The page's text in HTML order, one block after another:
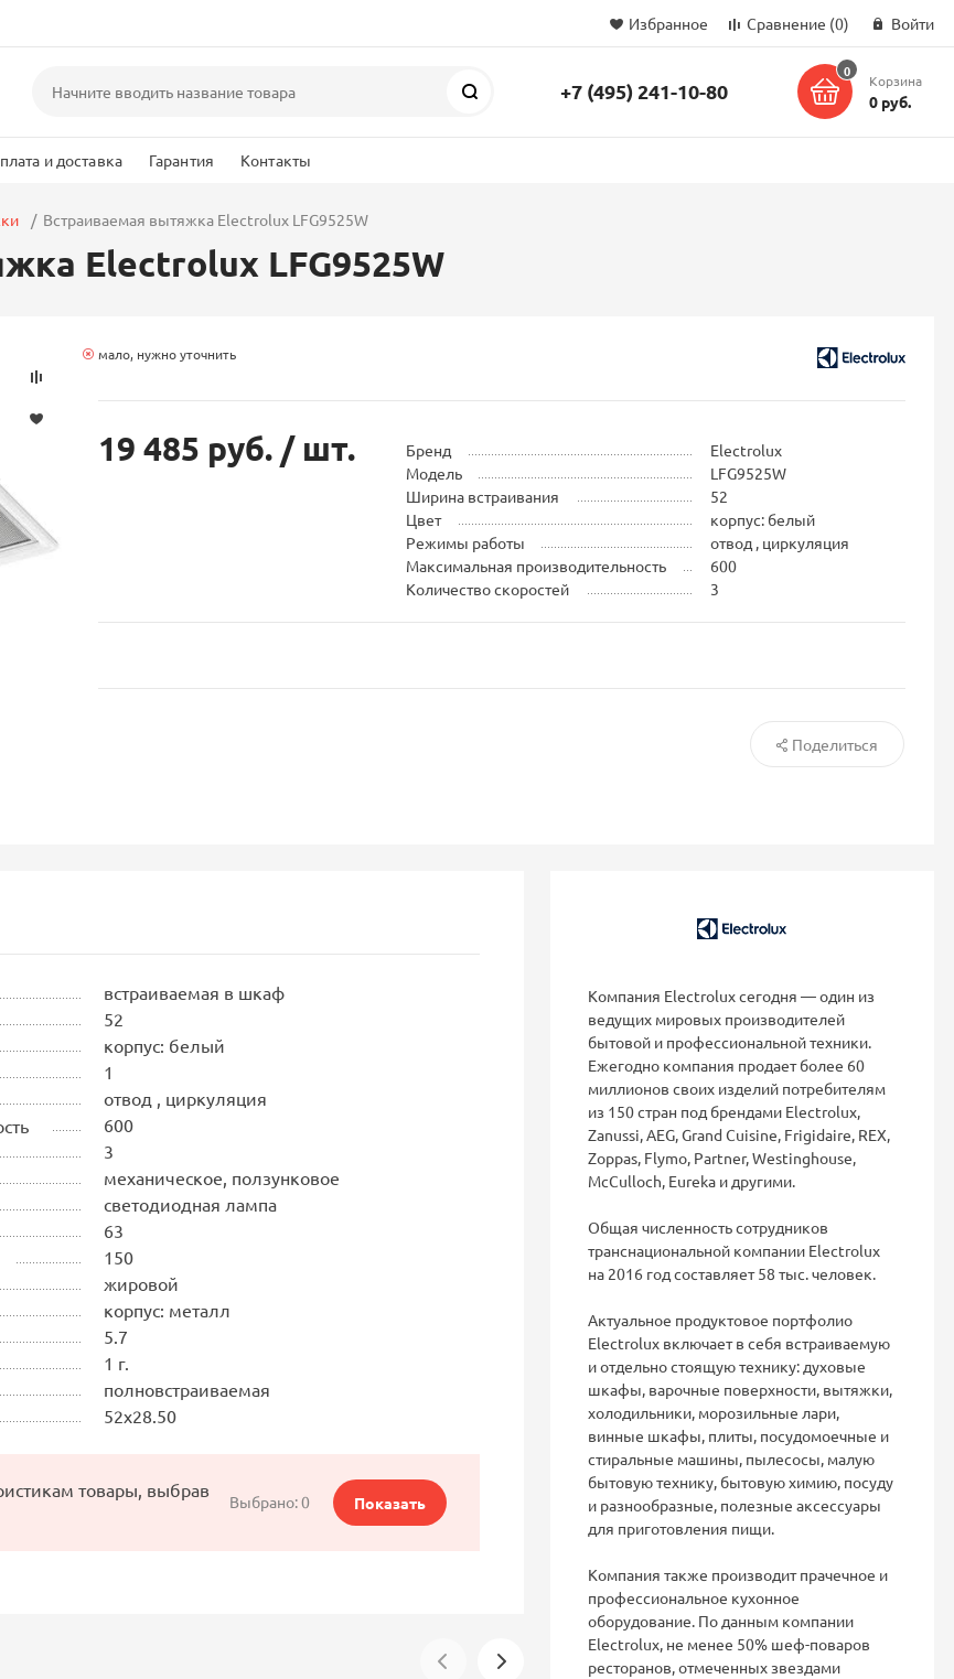
Избранное Сравнение (0) Войти
Поиск +7 (495) 241-10-80
0
Корзина
0 руб.
и доставка Гарантия Контакты
Встраиваемая вытяжка Electrolux LFG9525W
Electrolux LFG9525W
мало, нужно уточнить
19 485 руб. / шт. Бренд
Electrolux
Модель
LFG9525W
Ширина встраивания
52
Цвет
корпус: белый
Режимы работы
отвод , циркуляция
Максимальная производительность
600
Количество скоростей
3
Поделиться
встраиваемая в шкаф
52
корпус: белый
1
отвод , циркуляция
600
3
механическое, ползунковое
светодиодная лампа
63
150
жировой
корпус: металл
5.7
1 г.
полновстраиваемая
52х28.50
товары, выбрав
Выбрано:0 Показать
Компания Electrolux сегодня — один из
ведущих мировых производителей
бытовой и профессиональной техники.
Ежегодно компания продает более 60
миллионов своих изделий потребителям
из 150 стран под брендами Electrolux,
Zanussi, AEG, Grand Cuisine, Frigidaire, REX,
Zoppas, Flymo, Partner, Westinghouse,
McCulloch, Eureka и другими.
Общая численность сотрудников
транснациональной компании Electrolux
на 2016 год составляет 58 тыс. человек.
Актуальное продуктовое портфолио
Electrolux включает в себя встраиваемую
и отдельно стоящую технику: духовые
шкафы, варочные поверхности, вытяжки,
холодильники, морозильные лари,
винные шкафы, плиты, посудомоечные и
стиральные машины, пылесосы, малую
бытовую технику, бытовую химию, посуду
и разнообразные, полезные аксессуары
для приготовления пищи.
Компания также производит прачечное и
профессиональное кухонное
оборудование. По данным компании
Electrolux, не менее 50% шеф-поваров
ресторанов, отмеченных звездами